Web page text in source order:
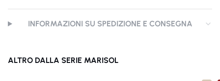
INFORMAZIONI SU SPEDIZIONE E CONSEGNA
ALTRO DALLA SERIE MARISOL